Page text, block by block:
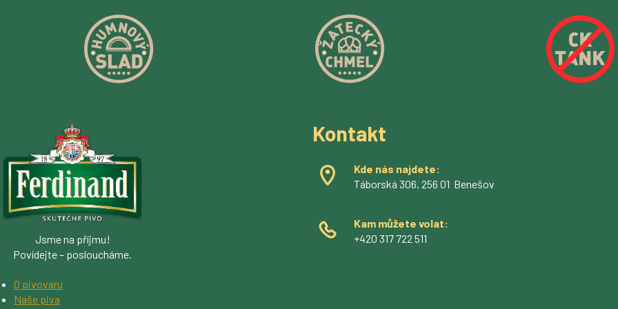
O pivovaru
Naše piva
Jsme na příjmu!
Povídejte – posloucháme.
Kontakt
Kde nás najdete:
Táborská 306, 256 01 Benešov
Kam můžete volat:
+420 317 722 511